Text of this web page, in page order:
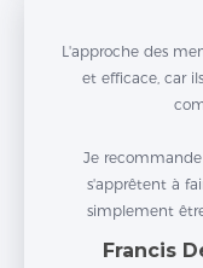
L'approche des
et efficace, car
Je
s'apprêtent à
simplement
Francis